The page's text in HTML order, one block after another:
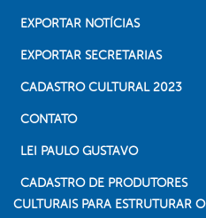
EXPORTAR NOTÍCIAS
EXPORTAR SECRETARIAS
CADASTRO CULTURAL 2023
CONTATO
LEI PAULO GUSTAVO
CADASTRO DE PRODUTORES
CULTURAIS PARA ESTRUTURAR O